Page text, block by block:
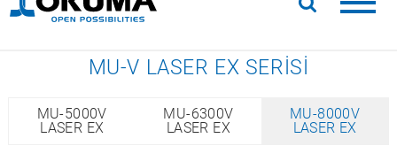
MU-V LASER EX SERISI
MU-5000V
LASER EX
MU-6300V
LASER EX
MU-8000V
LASER EX